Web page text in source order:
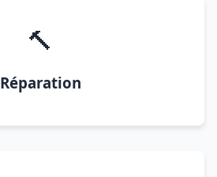
🔨
Réparation